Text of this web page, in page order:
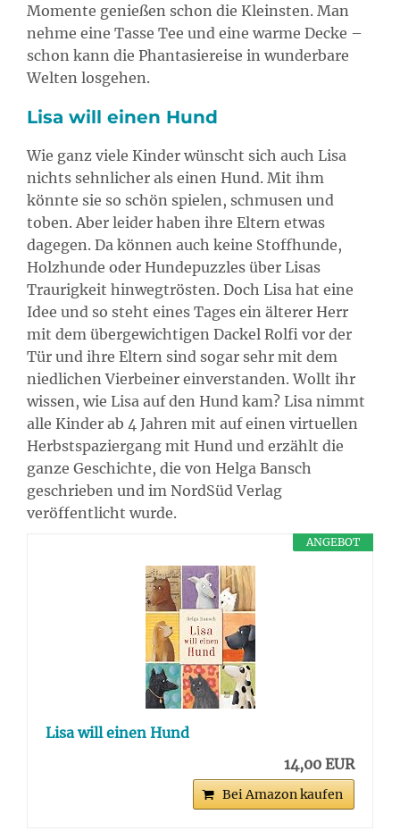
Momente genießen schon die Kleinsten. Man
nehme eine Tasse Tee und eine warme Decke –
schon kann die Phantasiereise in wunderbare
Welten losgehen.
Lisa will einen Hund
Wie ganz viele Kinder wünscht sich auch Lisa
nichts sehnlicher als einen Hund. Mit ihm
könnte sie so schön spielen, schmusen und
toben. Aber leider haben ihre Eltern etwas
dagegen. Da können auch keine Stoffhunde,
Holzhunde oder Hundepuzzles über Lisas
Traurigkeit hinwegtrösten. Doch Lisa hat eine
Idee und so steht eines Tages ein älterer Herr
mit dem übergewichtigen Dackel Rolfi vor der
Tür und ihre Eltern sind sogar sehr mit dem
niedlichen Vierbeiner einverstanden. Wollt ihr
wissen, wie Lisa auf den Hund kam? Lisa nimmt
alle Kinder ab 4 Jahren mit auf einen virtuellen
Herbstspaziergang mit Hund und erzählt die
ganze Geschichte, die von Helga Bansch
geschrieben und im NordSüd Verlag
veröffentlicht wurde.
ANGEBOT
Lisa will einen Hund
14,00 EUR
Bei Amazon kaufen